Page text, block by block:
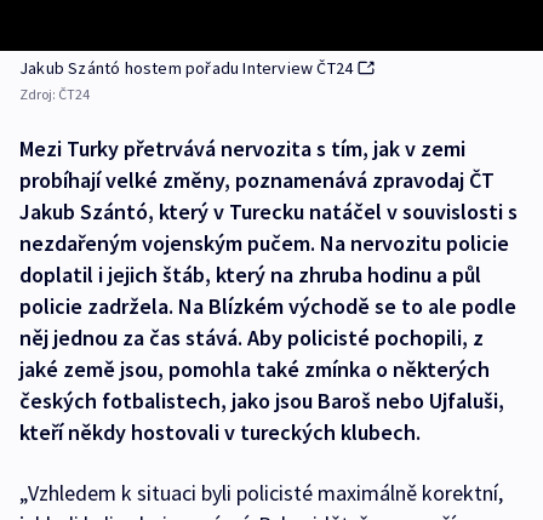
Jakub Szántó hostem pořadu Interview ČT24
Zdroj: ČT24
Mezi Turky přetrvává nervozita s tím, jak v zemi
probíhají velké změny, poznamenává zpravodaj ČT
Jakub Szántó, který v Turecku natáčel v souvislosti s
nezdařeným vojenským pučem. Na nervozitu policie
doplatil i jejich štáb, který na zhruba hodinu a půl
policie zadržela. Na Blízkém východě se to ale podle
něj jednou za čas stává. Aby policisté pochopili, z
jaké země jsou, pomohla také zmínka o některých
českých fotbalistech, jako jsou Baroš nebo Ujfaluši,
kteří někdy hostovali v tureckých klubech.
„Vzhledem k situaci byli policisté maximálně korektní,